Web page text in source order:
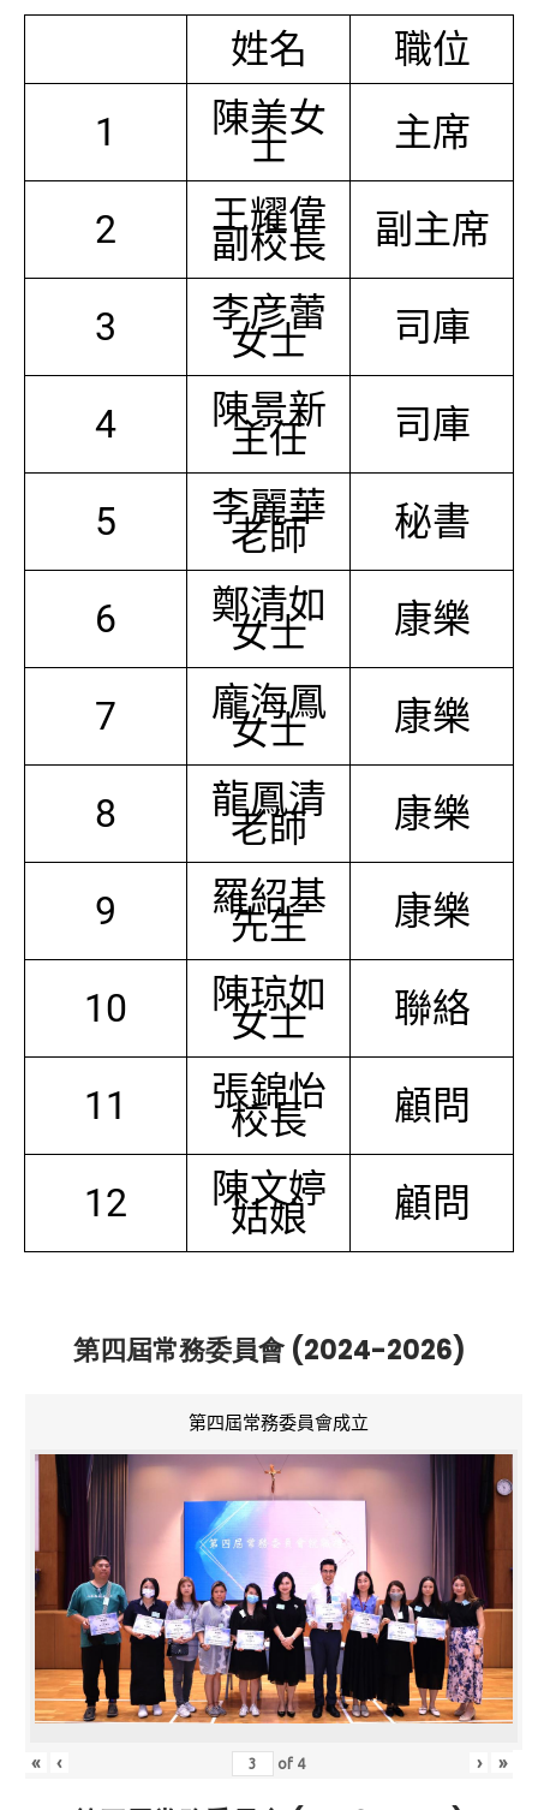
姓名
職位
1
陳美女
士 主席
2 王耀偉
副校長 副主席
3 李彦蕾
女士 司庫
4 陳景新
主任 司庫
5 李麗華
老師 秘書
6 鄭清如
女士 康樂
7 龐海鳳
女士 康樂
8 龍鳳清
老師 康樂
9 羅紹基
先生 康樂
10 陳琼如
女士 聯絡
11 張錦怡
校長 顧問
12 陳文婷
姑娘 顧問
第四屆常務委員會 (2024-2026)
第四屆常務委員會成立
« ‹ of 4 › »